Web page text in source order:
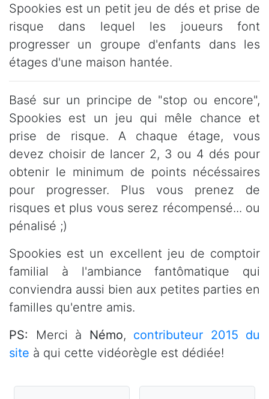
Spookies est un petit jeu de dés et prise de
risque dans lequel les joueurs font
progresser un groupe d'enfants dans les
étages d'une maison hantée.
Basé sur un principe de "stop ou encore",
Spookies est un jeu qui mêle chance et
prise de risque. A chaque étage, vous
devez choisir de lancer 2, 3 ou 4 dés pour
obtenir le minimum de points nécéssaires
pour progresser. Plus vous prenez de
risques et plus vous serez récompensé... ou
pénalisé ;)
Spookies est un excellent jeu de comptoir
familial à l'ambiance fantômatique qui
conviendra aussi bien aux petites parties en
familles qu'entre amis.
PS: Merci à Némo, contributeur 2015 du
site à qui cette vidéorègle est dédiée!